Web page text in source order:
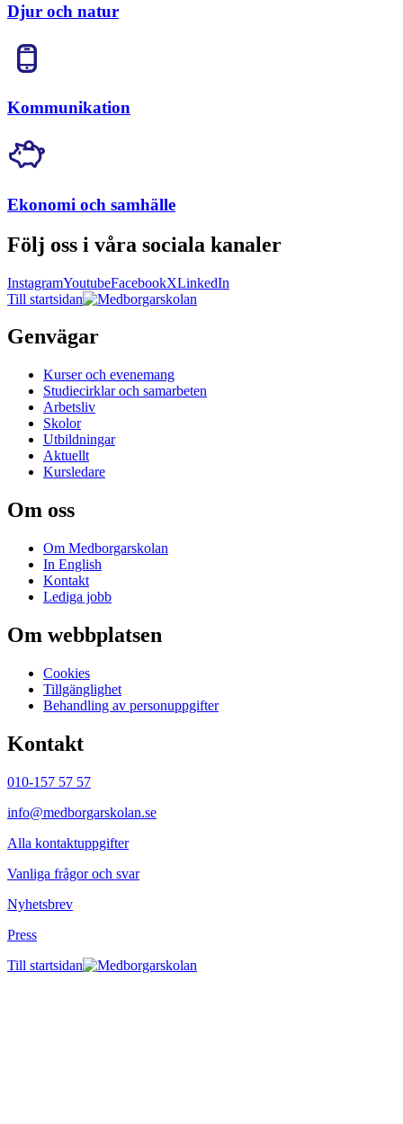
Djur och natur
Kommunikation
Ekonomi och samhälle
Följ oss i våra sociala kanaler
InstagramYoutubeFacebookXLinkedIn
Till startsidan
Genvägar
Kurser och evenemang
Studiecirklar och samarbeten
Arbetsliv
Skolor
Utbildningar
Aktuellt
Kursledare
Om oss
Om Medborgarskolan
In English
Kontakt
Lediga jobb
Om webbplatsen
Cookies
Tillgänglighet
Behandling av personuppgifter
Kontakt
010-157 57 57
info@medborgarskolan.se
Alla kontaktuppgifter
Vanliga frågor och svar
Nyhetsbrev
Press
Till startsidan